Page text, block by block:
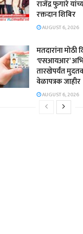
राजेंद्र फुगारे
रक्तदान शिबिर
AUGUST 6, 2026
मतदारांना मोठी
‘एसआयआर’
तारखेपर्यंत
वेळापत्रक जाहीर
AUGUST 6, 2026